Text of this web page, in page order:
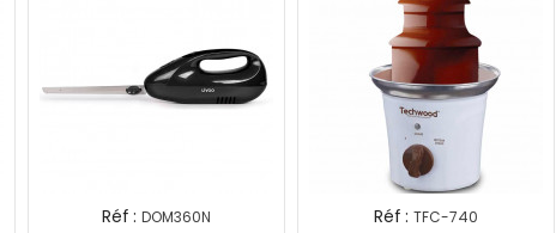
Réf : DOM360N Réf : TFC-740